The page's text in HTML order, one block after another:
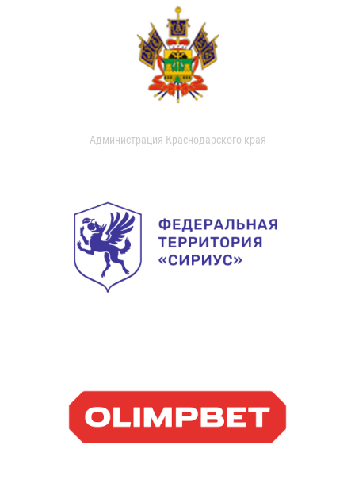
Администрация Краснодарского края